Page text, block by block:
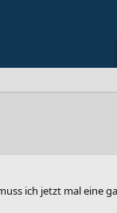
ich jetzt mal eine